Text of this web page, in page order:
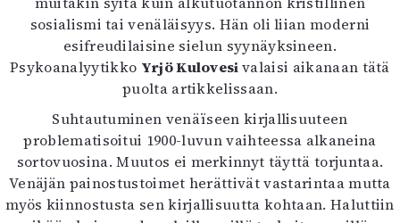
sosialismi tai venäläisyys. Hän oli liian moderni
esifreudilaisine sielun syynäyksineen.
Psykoanalyytikko Yrjö Kulovesivalaisi aikanaan tätä
puolta artikkelissaan.
Suhtautuminen venäïseen kirjallisuuteen
problematisoitui 1900-luvun vaihteessa alkaneina
sortovuosina. Muutos ei merkinnyt täyttä torjuntaa.
Venäjän painostustoimet herättivät vastarintaa mutta
myös kiinnostusta sen kirjallisuutta kohtaan. Haluttiin